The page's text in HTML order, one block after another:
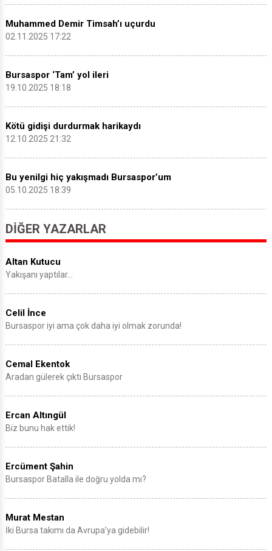
Muhammed Demir Timsah’ı uçurdu
02.11.2025 17:22
Bursaspor ‘Tam’ yol ileri
19.10.2025 18:18
Kötü gidişi durdurmak harikaydı
12.10.2025 21:32
Bu yenilgi hiç yakışmadı Bursaspor’um
05.10.2025 18:39
DIĞER YAZARLAR
Altan Kutucu
Yakışanı yaptılar…
Celil İnce
Bursaspor iyi ama çok daha iyi olmak zorunda!
Cemal Ekentok
Aradan gülerek çıktı Bursaspor
Ercan Altıngül
Biz bunu hak ettik!
Ercüment Şahin
Bursaspor Batalla ile doğru yolda mı?
Murat Mestan
İki Bursa takımı da Avrupa’ya gidebilir!